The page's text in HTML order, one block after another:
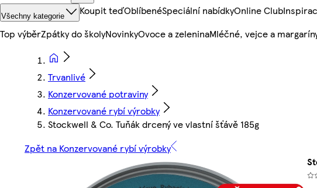
Všechny kategorie Koupit teďOblíbenéSpeciální nabídkyOnline Club
Top výběrZpátky do školyNovinkyOvoce a zeleninaMléčné, vejce a
Trvanlivé
Konzervované potraviny
Konzervované rybí výrobky
Stockwell & Co. Tuňák drcený ve vlastní šťávě 185g
Zpět na Konzervované rybí výrobky